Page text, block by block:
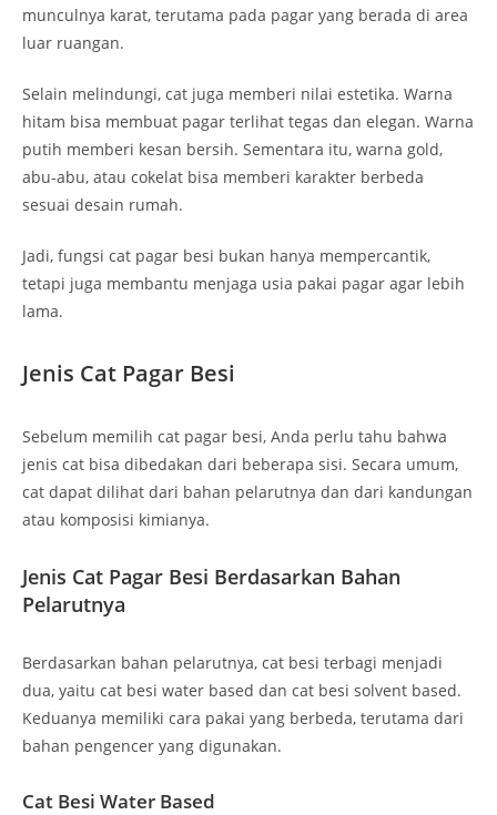
munculnya karat, terutama pada pagar yang berada di area
luar ruangan.
Selain melindungi, cat juga memberi nilai estetika. Warna
hitam bisa membuat pagar terlihat tegas dan elegan. Warna
putih memberi kesan bersih. Sementara itu, warna gold,
abu-abu, atau cokelat bisa memberi karakter berbeda
sesuai desain rumah.
Jadi, fungsi cat pagar besi bukan hanya mempercantik,
tetapi juga membantu menjaga usia pakai pagar agar lebih
lama.
Jenis Cat Pagar Besi
Sebelum memilih cat pagar besi, Anda perlu tahu bahwa
jenis cat bisa dibedakan dari beberapa sisi. Secara umum,
cat dapat dilihat dari bahan pelarutnya dan dari kandungan
atau komposisi kimianya.
Jenis Cat Pagar Besi Berdasarkan Bahan
Pelarutnya
Berdasarkan bahan pelarutnya, cat besi terbagi menjadi
dua, yaitu cat besi water based dan cat besi solvent based.
Keduanya memiliki cara pakai yang berbeda, terutama dari
bahan pengencer yang digunakan.
Cat Besi Water Based